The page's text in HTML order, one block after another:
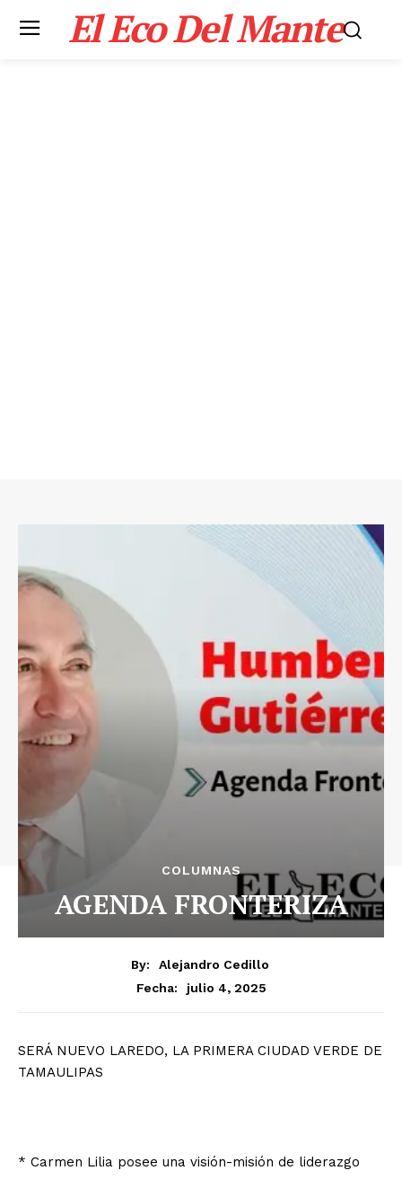
El Eco Del Mante
COLUMNAS
AGENDA FRONTERIZA
By:
Alejandro Cedillo
Fecha:
julio 4, 2025
SERÁ NUEVO LAREDO, LA PRIMERA CIUDAD VERDE DE
TAMAULIPAS
* Carmen Lilia posee una visión-misión de liderazgo